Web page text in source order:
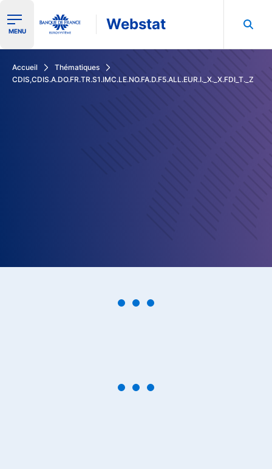
Ouvrir le menu de navigation
MENU Webstat
Accueil
Thématiques
CDIS,CDIS.A.DO.FR.TR.S1.IMC.LE.NO.FA.D.F5.ALL.EUR.I._X._X.FDI_T._Z